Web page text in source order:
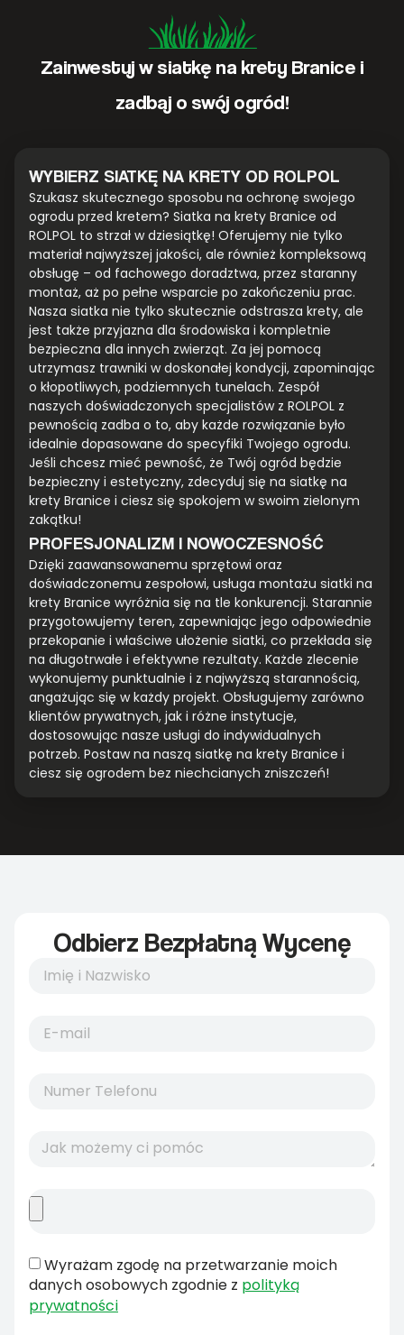
Zainwestuj w siatkę na krety Branice i
zadbaj o swój ogród!
WYBIERZ SIATKĘ NA KRETY OD ROLPOL
Szukasz skutecznego sposobu na ochronę swojego
ogrodu przed kretem? Siatka na krety Branice od
ROLPOL to strzał w dziesiątkę! Oferujemy nie tylko
materiał najwyższej jakości, ale również kompleksową
obsługę – od fachowego doradztwa, przez staranny
montaż, aż po pełne wsparcie po zakończeniu prac.
Nasza siatka nie tylko skutecznie odstrasza krety, ale
jest także przyjazna dla środowiska i kompletnie
bezpieczna dla innych zwierząt. Za jej pomocą
utrzymasz trawniki w doskonałej kondycji, zapominając
o kłopotliwych, podziemnych tunelach. Zespół
naszych doświadczonych specjalistów z ROLPOL z
pewnością zadba o to, aby każde rozwiązanie było
idealnie dopasowane do specyfiki Twojego ogrodu.
Jeśli chcesz mieć pewność, że Twój ogród będzie
bezpieczny i estetyczny, zdecyduj się na siatkę na
krety Branice i ciesz się spokojem w swoim zielonym
zakątku!
PROFESJONALIZM I NOWOCZESNOŚĆ
Dzięki zaawansowanemu sprzętowi oraz
doświadczonemu zespołowi, usługa montażu siatki na
krety Branice wyróżnia się na tle konkurencji. Starannie
przygotowujemy teren, zapewniając jego odpowiednie
przekopanie i właściwe ułożenie siatki, co przekłada się
na długotrwałe i efektywne rezultaty. Każde zlecenie
wykonujemy punktualnie i z najwyższą starannością,
angażując się w każdy projekt. Obsługujemy zarówno
klientów prywatnych, jak i różne instytucje,
dostosowując nasze usługi do indywidualnych
potrzeb. Postaw na naszą siatkę na krety Branice i
ciesz się ogrodem bez niechcianych zniszczeń!
Odbierz Bezpłatną Wycenę
Wyrażam zgodę na przetwarzanie moich
danych osobowych zgodnie z polityką
prywatności